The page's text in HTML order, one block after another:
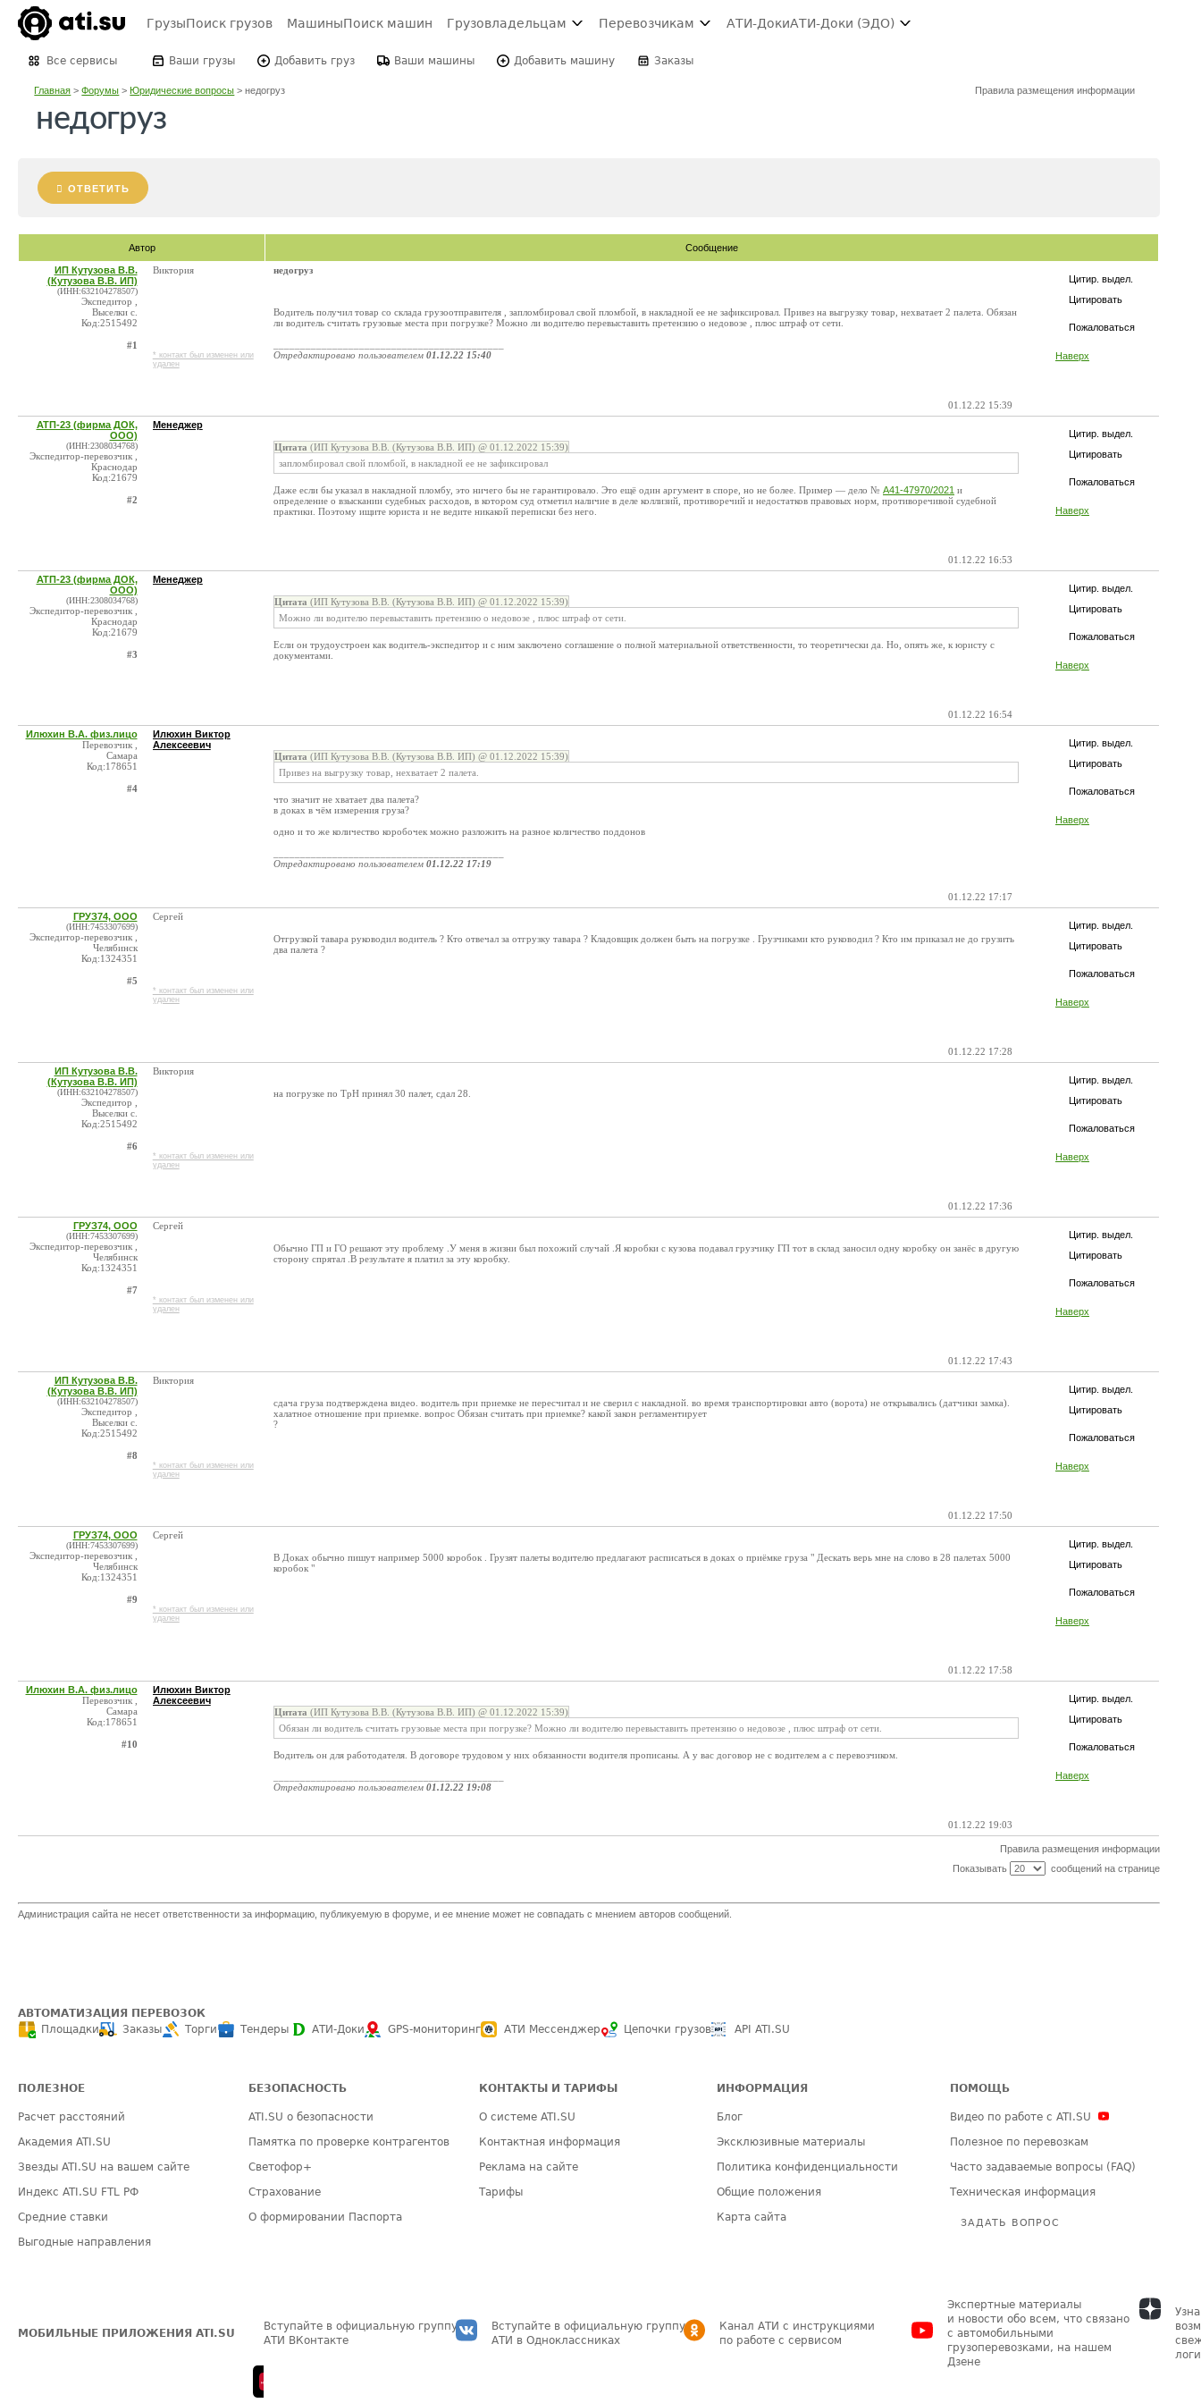
ГрузыПоиск грузов МашиныПоиск машин Грузовладельцам Перевозчикам АТИ-ДокиАТИ-Доки (ЭДО)
Все сервисы Ваши грузы Добавить груз Ваши машины Добавить машину Заказы
Главная >Форумы >Юридические вопросы >недогруз Правила размещения информации
недогруз
ОТВЕТИТЬ
Автор Сообщение
Цитир. выдел.
Цитировать
Пожаловаться
Наверх
ИП Кутузова В.В.
(Кутузова В.В. ИП)
(ИНН:632104278507)
Экспедитор ,
Выселки с.
Код:2515492
#1
Виктория
* контакт был изменен или
удален
недогруз
Водитель получил товар со склада грузоотправителя , запломбировал свой пломбой, в накладной ее не зафиксировал. Привез на выгрузку товар, нехватает 2 палета. Обязан
ли водитель считать грузовые места при погрузке? Можно ли водителю перевыставить претензию о недовозе , плюс штраф от сети.
Отредактировано пользователем 01.12.22 15:40
01.12.22 15:39
Цитир. выдел.
Цитировать
Пожаловаться
Наверх
АТП-23 (фирма ДОК,
ООО)
(ИНН:2308034768)
Экспедитор-перевозчик ,
Краснодар
Код:21679
#2
Менеджер
Цитата (ИП Кутузова В.В. (Кутузова В.В. ИП) @ 01.12.2022 15:39)
запломбировал свой пломбой, в накладной ее не зафиксировал
Даже если бы указал в накладной пломбу, это ничего бы не гарантировало. Это ещё один аргумент в споре, но не более. Пример — дело № А41-47970/2021 и
определение о взыскании судебных расходов, в котором суд отметил наличие в деле коллизий, противоречий и недостатков правовых норм, противоречивой судебной
практики. Поэтому ищите юриста и не ведите никакой переписки без него.
01.12.22 16:53
Цитир. выдел.
Цитировать
Пожаловаться
Наверх
АТП-23 (фирма ДОК,
ООО)
(ИНН:2308034768)
Экспедитор-перевозчик ,
Краснодар
Код:21679
#3
Менеджер
Цитата (ИП Кутузова В.В. (Кутузова В.В. ИП) @ 01.12.2022 15:39)
Можно ли водителю перевыставить претензию о недовозе , плюс штраф от сети.
Если он трудоустроен как водитель-экспедитор и с ним заключено соглашение о полной материальной ответственности, то теоретически да. Но, опять же, к юристу с
документами.
01.12.22 16:54
Цитир. выдел.
Цитировать
Пожаловаться
Наверх
Илюхин В.А. физ.лицо
Перевозчик ,
Самара
Код:178651
#4
Илюхин Виктор
Алексеевич
Цитата (ИП Кутузова В.В. (Кутузова В.В. ИП) @ 01.12.2022 15:39)
Привез на выгрузку товар, нехватает 2 палета.
что значит не хватает два палета?
в доках в чём измерения груза?
одно и то же количество коробочек можно разложить на разное количество поддонов
Отредактировано пользователем 01.12.22 17:19
01.12.22 17:17
Цитир. выдел.
Цитировать
Пожаловаться
Наверх
ГРУЗ74, ООО
(ИНН:7453307699)
Экспедитор-перевозчик ,
Челябинск
Код:1324351
#5
Сергей
* контакт был изменен или
удален
Отгрузкой тавара руководил водитель ? Кто отвечал за отгрузку тавара ? Кладовщик должен быть на погрузке . Грузчиками кто руководил ? Кто им приказал не до грузить
два палета ?
01.12.22 17:28
Цитир. выдел.
Цитировать
Пожаловаться
Наверх
ИП Кутузова В.В.
(Кутузова В.В. ИП)
(ИНН:632104278507)
Экспедитор ,
Выселки с.
Код:2515492
#6
Виктория
* контакт был изменен или
удален
на погрузке по ТрН принял 30 палет, сдал 28.
01.12.22 17:36
Цитир. выдел.
Цитировать
Пожаловаться
Наверх
ГРУЗ74, ООО
(ИНН:7453307699)
Экспедитор-перевозчик ,
Челябинск
Код:1324351
#7
Сергей
* контакт был изменен или
удален
Обычно ГП и ГО решают эту проблему .У меня в жизни был похожий случай .Я коробки с кузова подавал грузчику ГП тот в склад заносил одну коробку он занёс в другую
сторону спрятал .В результате я платил за эту коробку.
01.12.22 17:43
Цитир. выдел.
Цитировать
Пожаловаться
Наверх
ИП Кутузова В.В.
(Кутузова В.В. ИП)
(ИНН:632104278507)
Экспедитор ,
Выселки с.
Код:2515492
#8
Виктория
* контакт был изменен или
удален
сдача груза подтверждена видео. водитель при приемке не пересчитал и не сверил с накладной. во время транспортировки авто (ворота) не открывались (датчики замка).
халатное отношение при приемке. вопрос Обязан считать при приемке? какой закон регламентирует
?
01.12.22 17:50
Цитир. выдел.
Цитировать
Пожаловаться
Наверх
ГРУЗ74, ООО
(ИНН:7453307699)
Экспедитор-перевозчик ,
Челябинск
Код:1324351
#9
Сергей
* контакт был изменен или
удален
В Доках обычно пишут например 5000 коробок . Грузят палеты водителю предлагают расписаться в доках о приёмке груза " Дескать верь мне на слово в 28 палетах 5000
коробок "
01.12.22 17:58
Цитир. выдел.
Цитировать
Пожаловаться
Наверх
Илюхин В.А. физ.лицо
Перевозчик ,
Самара
Код:178651
#10
Илюхин Виктор
Алексеевич
Цитата (ИП Кутузова В.В. (Кутузова В.В. ИП) @ 01.12.2022 15:39)
Обязан ли водитель считать грузовые места при погрузке? Можно ли водителю перевыставить претензию о недовозе , плюс штраф от сети.
Водитель он для работодателя. В договоре трудовом у них обязанности водителя прописаны. А у вас договор не с водителем а с перевозчиком.
Отредактировано пользователем 01.12.22 19:08
01.12.22 19:03
Правила размещения информации
Показывать
сообщений на странице
Администрация сайта не несет ответственности за информацию, публикуемую в форуме, и ее мнение может не совпадать с мнением авторов сообщений.
АВТОМАТИЗАЦИЯ ПЕРЕВОЗОК
Площадки
Заказы Торги Тендеры АТИ-Доки GPS-мониторинг АТИ Мессенджер Цепочки грузов API ATI.SU
ПОЛЕЗНОЕ
Расчет расстояний
Академия ATI.SU
Звезды ATI.SU на вашем сайте
Индекс ATI.SU FTL РФ
Средние ставки
Выгодные направления
БЕЗОПАСНОСТЬ
ATI.SU о безопасности
Памятка по проверке контрагентов
Светофор+
Страхование
О формировании Паспорта
КОНТАКТЫ И ТАРИФЫ
О системе ATI.SU
Контактная информация
Реклама на сайте
Тарифы
ИНФОРМАЦИЯ
Блог
Эксклюзивные материалы
Политика конфиденциальности
Общие положения
Карта сайта
ПОМОЩЬ
Видео по работе с ATI.SU
Полезное по перевозкам
Часто задаваемые вопросы (FAQ)
Техническая информация
ЗАДАТЬ ВОПРОС
МОБИЛЬНЫЕ ПРИЛОЖЕНИЯ ATI.SU
Вступайте в официальную группу
АТИ ВКонтакте
Вступайте в официальную группу
АТИ в Одноклассниках
Канал АТИ с инструкциями
по работе с сервисом
Экспертные материалы
и новости обо всем, что связано
с автомобильными
грузоперевозками, на нашем
Дзене